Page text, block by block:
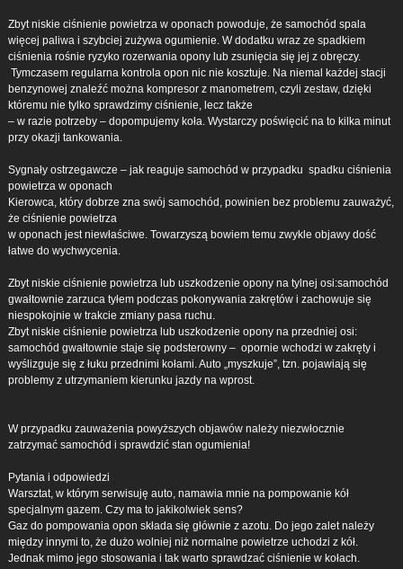
Zbyt niskie ciśnienie powietrza w oponach powoduje, że samochód spala
więcej paliwa i szybciej zużywa ogumienie. W dodatku wraz ze spadkiem
ciśnienia rośnie ryzyko rozerwania opony lub zsunięcia się jej z obręczy.
Tymczasem regularna kontrola opon nic nie kosztuje. Na niemal każdej stacji
benzynowej znaleźć można kompresor z manometrem, czyli zestaw, dzięki
któremu nie tylko sprawdzimy ciśnienie, lecz także
– w razie potrzeby – dopompujemy koła. Wystarczy poświęcić na to kilka minut
przy okazji tankowania.
Sygnały ostrzegawcze – jak reaguje samochód w przypadku spadku ciśnienia
powietrza w oponach
Kierowca, który dobrze zna swój samochód, powinien bez problemu zauważyć,
że ciśnienie powietrza
w oponach jest niewłaściwe. Towarzyszą bowiem temu zwykle objawy dość
łatwe do wychwycenia.
Zbyt niskie ciśnienie powietrza lub uszkodzenie opony na tylnej osi:samochód
gwałtownie zarzuca tyłem podczas pokonywania zakrętów i zachowuje się
niespokojnie w trakcie zmiany pasa ruchu.
Zbyt niskie ciśnienie powietrza lub uszkodzenie opony na przedniej osi:
samochód gwałtownie staje się podsterowny – opornie wchodzi w zakręty i
wyślizguje się z łuku przednimi kołami. Auto „myszkuje”, tzn. pojawiają się
problemy z utrzymaniem kierunku jazdy na wprost.
W przypadku zauważenia powyższych objawów należy niezwłocznie
zatrzymać samochód i sprawdzić stan ogumienia!
Pytania i odpowiedzi
Warsztat, w którym serwisuję auto, namawia mnie na pompowanie kół
specjalnym gazem. Czy ma to jakikolwiek sens?
Gaz do pompowania opon składa się głównie z azotu. Do jego zalet należy
między innymi to, że dużo wolniej niż normalne powietrze uchodzi z kół.
Jednak mimo jego stosowania i tak warto sprawdzać ciśnienie w kołach.